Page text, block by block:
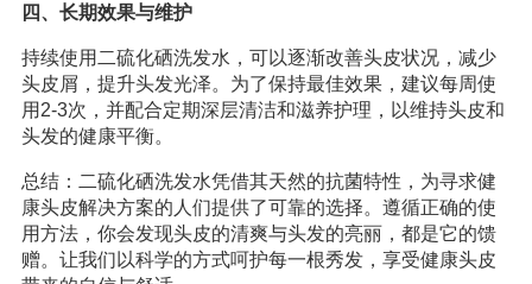
四、长期效果与维护
持续使用二硫化硒洗发水，可以逐渐改善头皮状况，减少
头皮屑，提升头发光泽。为了保持最佳效果，建议每周使
用2-3次，并配合定期深层清洁和滋养护理，以维持头皮和
头发的健康平衡。
总结：二硫化硒洗发水凭借其天然的抗菌特性，为寻求健
康头皮解决方案的人们提供了可靠的选择。遵循正确的使
用方法，你会发现头皮的清爽与头发的亮丽，都是它的馈
赠。让我们以科学的方式呵护每一根秀发，享受健康头皮